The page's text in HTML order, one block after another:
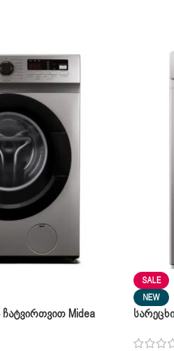
Ჩატვირთვით Midea
SALE
NEW